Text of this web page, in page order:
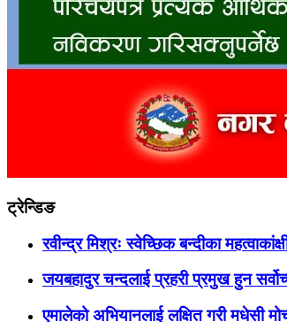
ट्रेन्डिङ
रवीन्द्र मिश्रः स्वेच्छिक बन्दीका
जयबहादुर चन्दलाई प्रहरी प्रमुख हुन
एमालेको अभियानलाई लक्षित गरी मधेसी